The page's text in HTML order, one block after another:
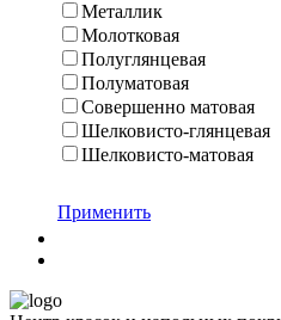
Металлик
Молотковая
Полуглянцевая
Полуматовая
Совершенно матовая
Шелковисто-глянцевая
Шелковисто-матовая
Применить